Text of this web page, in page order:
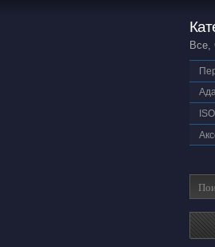
Все,